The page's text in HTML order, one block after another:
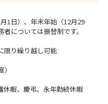
1日）、年末年始（12月29
については振替制です。
限り繰り越し可能
暇、慶弔、永年勤続休暇